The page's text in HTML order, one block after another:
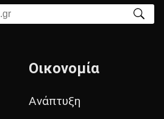
Οικονομία
Ανάπτυξη